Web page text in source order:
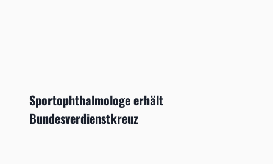
Sportophthalmologe erhält
Bundesverdienstkreuz